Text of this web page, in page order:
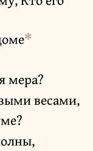
✻
мера?
весами,